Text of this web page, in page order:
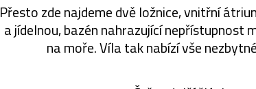
Přesto zde najdeme dvě ložnice, vnitřní
a jídelnou, bazén nahrazující nepřístupnost
na moře. Víla tak nabízí vše